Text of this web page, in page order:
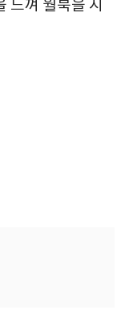
느껴 월북을 시